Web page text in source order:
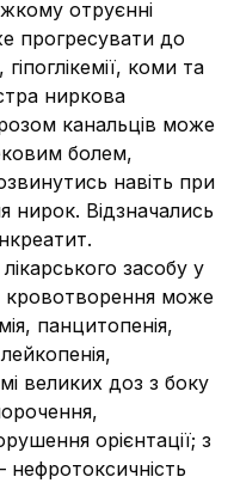
отруєнні
прогресувати до
коми та
ниркова
канальців може
болем,
навіть при
нирок. Відзначались
засобу у
кровотворення може
панцитопенія,
великих доз з боку
орієнтації; з
нефротоксичність